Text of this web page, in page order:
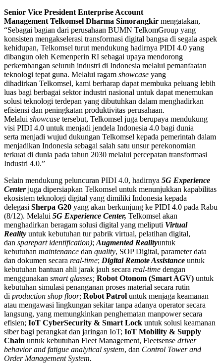
Senior Vice President Enterprise Account
Management Telkomsel Dharma Simorangkir mengatakan,
“Sebagai bagian dari perusahaan BUMN TelkomGroup yang
konsisten mengakselerasi transformasi digital bangsa di segala aspek
kehidupan, Telkomsel turut mendukung hadirnya PIDI 4.0 yang
dibangun oleh Kemenperin RI sebagai upaya mendorong
perkembangan seluruh industri di Indonesia melalui pemanfaatan
teknologi tepat guna. Melalui ragam showcase yang
dihadirkan Telkomsel, kami berharap dapat membuka peluang lebih
luas bagi berbagai sektor industri nasional untuk dapat menemukan
solusi teknologi terdepan yang dibutuhkan dalam menghadirkan
efisiensi dan peningkatan produktivitas perusahaan.
Melalui showcase tersebut, Telkomsel juga berupaya mendukung
visi PIDI 4.0 untuk menjadi jendela Indonesia 4.0 bagi dunia
serta menjadi wujud dukungan Telkomsel kepada pemerintah dalam
menjadikan Indonesia sebagai salah satu unsur perekonomian
terkuat di dunia pada tahun 2030 melalui percepatan transformasi
Industri 4.0.”
Selain mendukung peluncuran PIDI 4.0, hadirnya 5G Experience
Centerjuga dipersiapkan Telkomsel untuk menunjukkan kapabilitas
ekosistem teknologi digital yang dimiliki Indonesia kepada
delegasi Sherpa G20 yang akan berkunjung ke PIDI 4.0 pada Rabu
(8/12). Melalui 5G Experience Center, Telkomsel akan
menghadirkan beragam solusi digital yang meliputi Virtual
Reality untuk kebutuhan tur pabrik virtual, pelatihan digital,
dan sparepart identification); Augmented Realityuntuk
kebutuhan maintenance dan quality, SOP Digital, parameter data
dan dokumen secara real-time; Digital Remote Assistance untuk
kebutuhan bantuan ahli jarak jauh secara real-time dengan
menggunakan smart glasses; Robot Otonom (Smart AGV) untuk
kebutuhan simulasi penanganan proses material secara rutin
di production shop floor; Robot Patrol untuk menjaga keamanan
atau mengawasi lingkungan sekitar tanpa adanya operator secara
langsung, yang memungkinkan penghematan manpower secara
efisien; IoT CyberSecurity & Smart Lock untuk solusi keamanan
siber bagi perangkat dan jaringan IoT; IoT Mobility & Supply
Chain untuk kebutuhan Fleet Management, Fleetsense driver
behavior and fatigue analytical system, dan Control Tower and
Order Management System.